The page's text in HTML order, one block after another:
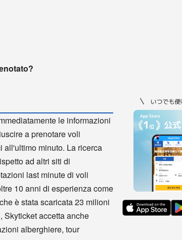
le informazioni
a prenotare voli
all'ultimo minuto. La ricerca
ad altri siti di
last minute di voli
10 anni di esperienza come
è stata scaricata 23 milioni
Skyticket accetta anche
alberghiere, tour